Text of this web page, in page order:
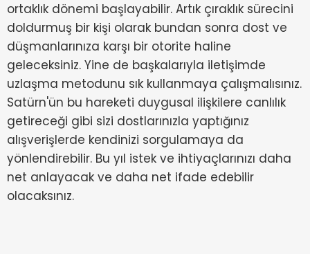
ortaklık dönemi başlayabilir. Artık çıraklık sürecini
doldurmuş bir kişi olarak bundan sonra dost ve
düşmanlarınıza karşı bir otorite haline
geleceksiniz. Yine de başkalarıyla iletişimde
uzlaşma metodunu sık kullanmaya çalışmalısınız.
Satürn'ün bu hareketi duygusal ilişkilere canlılık
getireceği gibi sizi dostlarınızla yaptığınız
alışverişlerde kendinizi sorgulamaya da
yönlendirebilir. Bu yıl istek ve ihtiyaçlarınızı daha
net anlayacak ve daha net ifade edebilir
olacaksınız.